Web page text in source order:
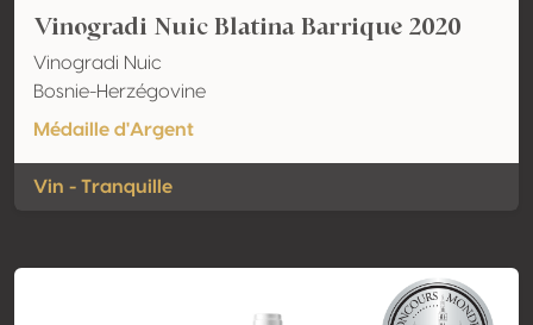
Vinogradi Nuic Blatina Barrique 2020
Vinogradi Nuic
Bosnie-Herzégovine
Médaille d'Argent
Vin - Tranquille